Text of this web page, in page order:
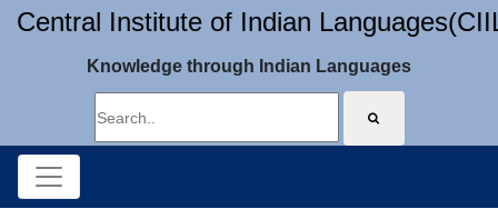
Central Institute of Indian
Knowledge through Indian Languages